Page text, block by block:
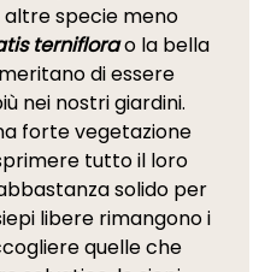
specie meno
terniflorao la bella
di essere
nei nostri giardini.
forte vegetazione
tutto il loro
solido per
libere rimangono i
quelle che